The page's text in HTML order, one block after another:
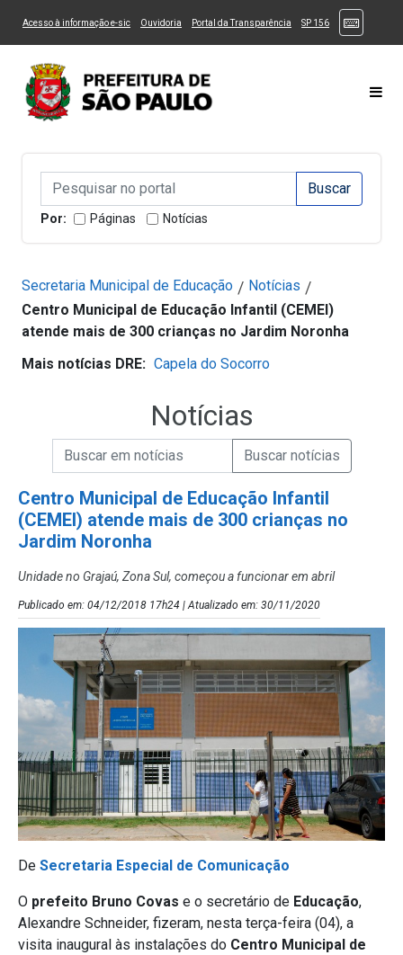
Ir ao Conteúdo Ir para menu principal Ir para busca 3
Alternar Alto Contraste
Acesso à informação e-sic(Link para um novo sítio)
Ouvidoria (Link para um novo sítio)
Portal da Transparência (Link para um novo sítio)
SP 156(Link para um
Campo de Busca de informações
Campo de Busca de informações Enviar a Busca
Por: Páginas Notícias
Secretaria Municipal de Educação / Notícias /
Centro Municipal de Educação Infantil (CEMEI)
atende mais de 300 crianças no Jardim Noronha
Mais notícias DRE: Capela do Socorro
Notícias
Campo de Busca de Notícias
Campo de Busca de informaçõesEnviar a Busca de Notícias
Centro Municipal de Educação Infantil
(CEMEI) atende mais de 300 crianças no
Jardim Noronha
Unidade no Grajaú, Zona Sul, começou a funcionar em abril
Publicado em: 04/12/2018 17h24 | Atualizado em: 30/11/2020
De Secretaria Especial de Comunicação
O prefeito Bruno Covas e o secretário de Educação,
Alexandre Schneider, fizeram, nesta terça-feira (04), a
visita inaugural às instalações do Centro Municipal de